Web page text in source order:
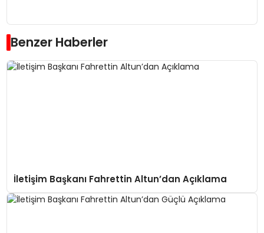
Benzer Haberler
İletişim Başkanı Fahrettin Altun’dan Açıklama